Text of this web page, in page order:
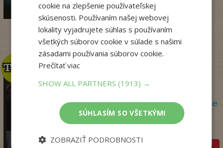
3,95€
TOP
TOP
Olej a mramor, 2. vydanie
Storeyová Stephanie
cookie na zlepšenie používateľskej
skúsenosti. Používaním našej webovej
lokality vyjadrujete súhlas s používaním
všetkých súborov cookie v súlade s našimi
zásadami používania súborov cookie.
Prečítať viac
SHOW ALL PARTNERS(1913) →
SÚHLASÍM SO VŠETKÝMI
ZOBRAZIŤ PODROBNOSTI